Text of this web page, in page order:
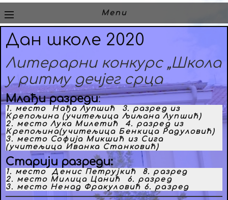
Menu
Дан школе 2020
Литерарни конкурс „Школа
у ритму дечјег срца
Млађи разреди:
1. место Нађа Лупшић 3. разред из
Крепољина (учитељица Љиљана Лупшић)
2. место Лука Милетић 4. разред из
Крепољина(учитељица Бенкица Радуловић)
3. место Софија Микшић из Сига
(учитељица Иванка Станковић)
Старији разреди:
1. место Денис Петрујкић 8. разред
2. место Милица Цанић 6. разред
3. место Ненад Фракуловић 6. разред